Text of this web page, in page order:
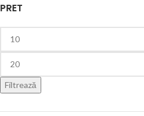
PRET
Filtrează